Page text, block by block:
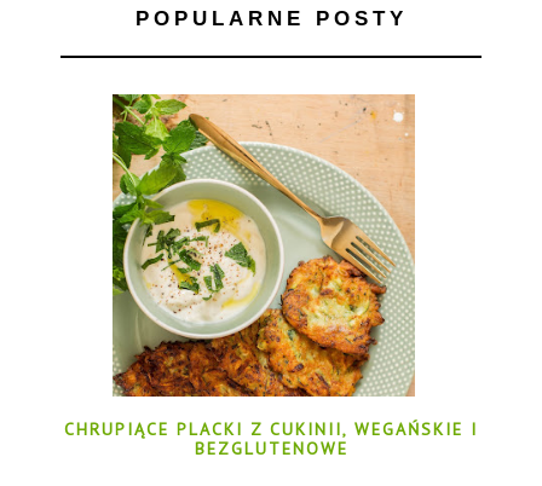
POPULARNE POSTY
CHRUPIĄCE PLACKI Z CUKINII, WEGAŃSKIE I
BEZGLUTENOWE